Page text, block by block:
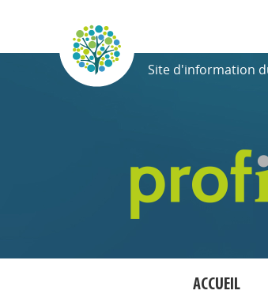
Site d'information
ACCUEIL